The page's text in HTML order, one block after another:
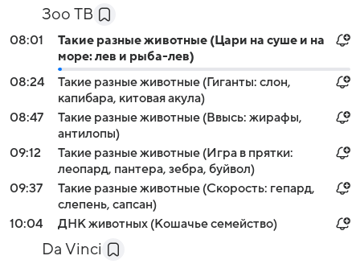
Регистрация
Зоо ТВ
08:01
Такие разные животные (Цари на суше и на
море: лев и рыба-лев)
08:24
Такие разные животные (Гиганты: слон,
капибара, китовая акула)
08:47
Такие разные животные (Ввысь: жирафы,
антилопы)
09:12
Такие разные животные (Игра в прятки:
леопард, пантера, зебра, буйвол)
09:37
Такие разные животные (Скорость: гепард,
слепень, сапсан)
10:04
ДНК животных (Кошачье семейство)
Da Vinci